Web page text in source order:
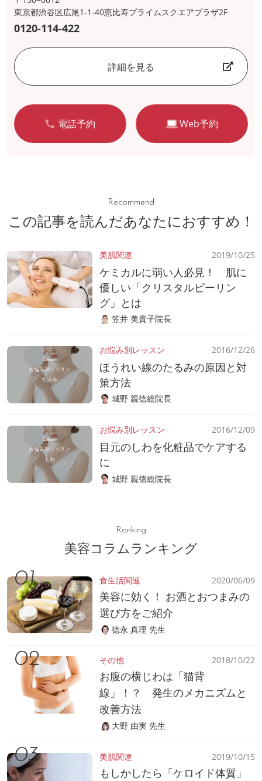
東京都渋谷区広尾1-1-40恵比寿プライムスクエアプラザ2F
0120-114-422
詳細を見る
電話予約 Web予約
Recommend
この記事を読んだあなたにおすすめ！
美肌関連 2019/10/25
ケミカルに弱い人必見！ 肌に
優しい「クリスタルピーリン
グ」とは
笠井 美貴子院長
お悩み別レッスン 2016/12/26
ほうれい線のたるみの原因と対
策方法
城野 親徳総院長
お悩み別レッスン 2016/12/09
目元のしわを化粧品でケアする
に
城野 親徳総院長
Ranking
美容コラムランキング
食生活関連 2020/06/09
美容に効く！ お酒とおつまみの
選び方をご紹介
徳永 真理 先生
その他 2018/10/22
お腹の横じわは「猫背
線」！？ 発生のメカニズムと
改善方法
大野 由実 先生
美肌関連 2019/10/15
もしかしたら「ケロイド体質」